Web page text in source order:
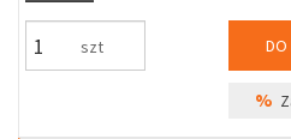
szt
%